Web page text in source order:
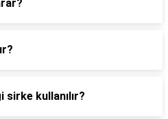
kullanılır?